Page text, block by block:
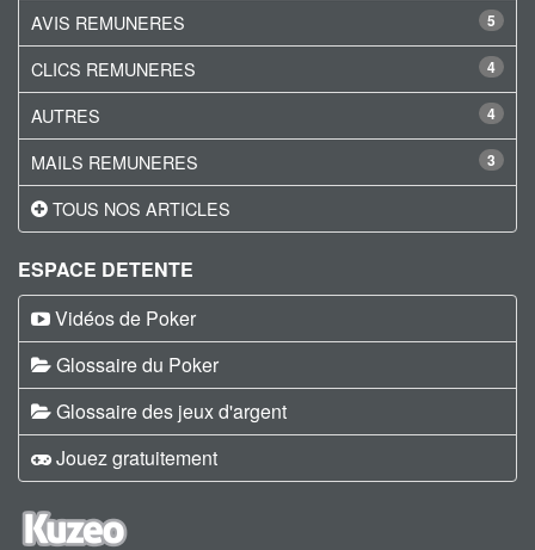
5
AVIS REMUNERES
4
CLICS REMUNERES
4
AUTRES
3
MAILS REMUNERES
TOUS NOS ARTICLES
ESPACE DETENTE
Vidéos de Poker
Glossaire du Poker
Glossaire des jeux d'argent
Jouez gratuitement